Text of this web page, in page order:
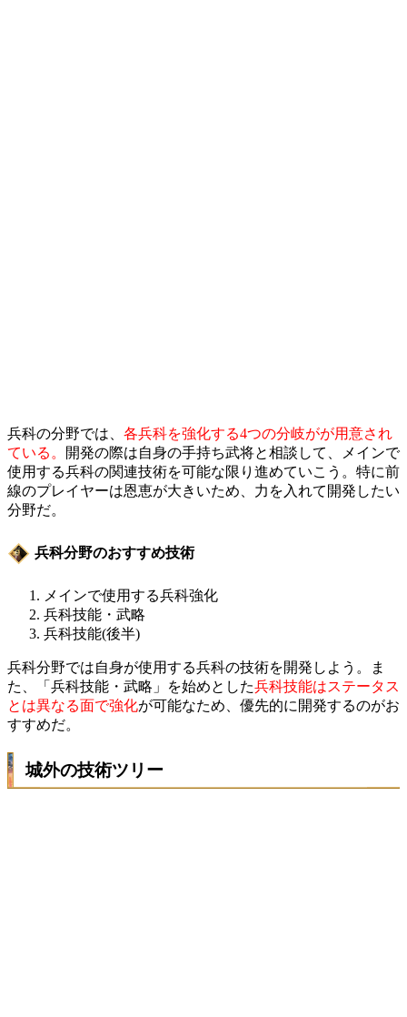
兵科の分野では、 各兵科を強化する4つの分岐がが用意され
ている。
開発の際は自身の手持ち武将と相談して、メインで
使用する兵科の関連技術を可能な限り進めていこう。特に前
線のプレイヤーは恩恵が大きいため、力を入れて開発したい
分野だ。
兵科分野のおすすめ技術
メインで使用する兵科強化
兵科技能・武略
兵科技能(後半)
兵科分野では自身が使用する兵科の技術を開発しよう。ま
た、「兵科技能・武略」を始めとした兵科技能はステータス
とは異なる面で強化が可能なため、優先的に開発するのがお
すすめだ。
城外の技術ツリー